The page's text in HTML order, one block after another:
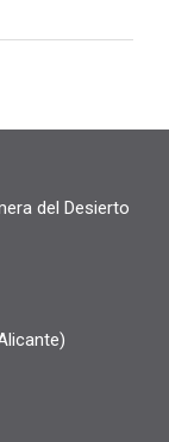
del Desierto